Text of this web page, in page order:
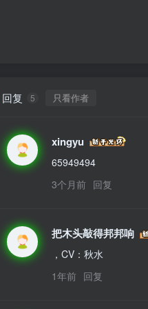
回复 5 只看作者
xingyu
65949494
3个月前 回复
把木头敲得邦邦响
，CV：秋水
1年前 回复